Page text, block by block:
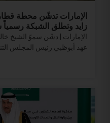
الإمارات تدشّن محطة
زايد وتطلق الشبكة رسمياً
الإمارات | دشّن سموّ الشيخ
عهد أبوظبي رئيس المجلس